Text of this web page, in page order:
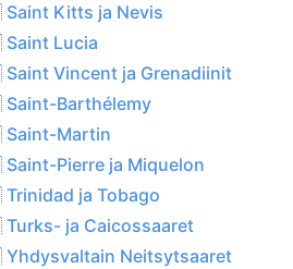
Kitts ja Nevis
Lucia
Vincent ja Grenadiinit
Barthélemy
Martin
Pierre ja Miquelon
ja Tobago
ja Caicossaaret
Neitsytsaaret